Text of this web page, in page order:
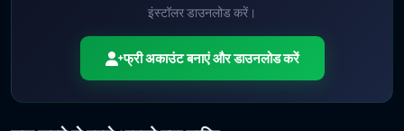
इंस्टॉलर डाउनलोड करें।
फ्री अकाउंट बनाएं और डाउनलोड करें